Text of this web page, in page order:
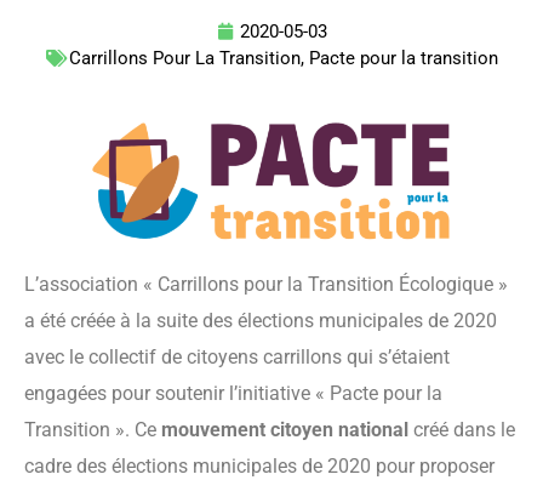
2020-05-03
Carrillons Pour La Transition, Pacte pour la transition
L’association « Carrillons pour la Transition Écologique »
a été créée à la suite des élections municipales de 2020
avec le collectif de citoyens carrillons qui s’étaient
engagées pour soutenir l’initiative « Pacte pour la
Transition ». Ce mouvement citoyen national créé dans le
cadre des élections municipales de 2020 pour proposer